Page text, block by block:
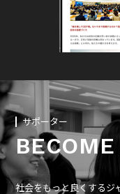
サポーター
社会をもっと良くするジ